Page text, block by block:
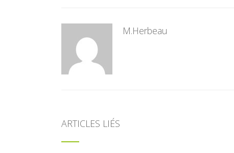
M.Herbeau
ARTICLES LIÉS